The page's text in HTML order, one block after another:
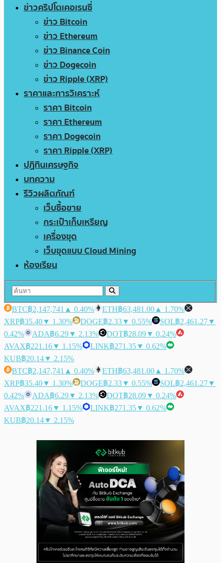
ข่าวคริปโตเคอเรนซี่
ข่าว Bitcoin
ข่าว Ethereum
ข่าว Binance Coin
ข่าว Dogecoin
ข่าว Ripple (XRP)
ราคาและการวิเคราะห์
ราคา Bitcoin
ราคา Ethereum
ราคา Dogecoin
ราคา Ripple (XRP)
ปฏิทินเศรษฐกิจ
บทความ
รีวิวผลิตภัณฑ์
เว็บซื้อขาย
กระเป๋าเก็บเหรียญ
เครื่องขุด
เว็บขุดแบบ Cloud Mining
ห้องเรียน
BTC฿2,147,741 ▲ 0.40% ETH฿63,481.00 ▲ 1.70%
XRP฿35.40▼ 1.30% DOGE฿2.33▼ 0.55% SOL฿2,461.27▼
0.42%
ADA฿6.29▼ 2.13% DOT฿28.09▼ 0.24%
AVAX฿221.16▼ 1.15% LINK฿271.35▼ 0.62%
KUB฿20.14▼ 2.15%
BTC฿2,147,741 ▲ 0.40% ETH฿63,481.00 ▲ 1.70%
XRP฿35.40▼ 1.30% DOGE฿2.33▼ 0.55% SOL฿2,461.27▼
0.42%
ADA฿6.29▼ 2.13% DOT฿28.09▼ 0.24%
AVAX฿221.16▼ 1.15% LINK฿271.35▼ 0.62%
KUB฿20.14▼ 2.15%